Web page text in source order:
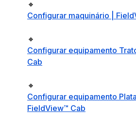
🔸
Configurar maquinário |
🔸
Configurar equipamento
Cab
🔸
Configurar equipamento
FieldView™ Cab